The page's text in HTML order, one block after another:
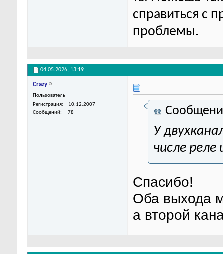
справиться с
проблемы.
04.05.2026, 13:19
Crazy
Пользователь
Регистрация
10.12.2007
Сообщений
78
У
числе
Спасибо!
Оба выхода
а второй